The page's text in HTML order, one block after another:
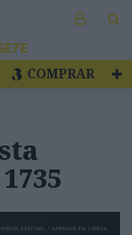
COMPRAR